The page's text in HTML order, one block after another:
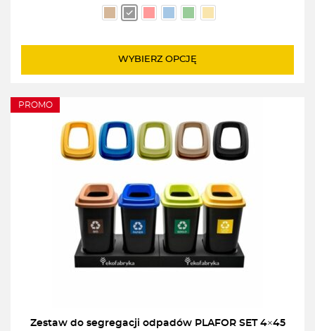
cen:
od
do
WYBIERZ OPCJĘ
PROMO
Zestaw do segregacji odpadów PLAFOR SET 4×45